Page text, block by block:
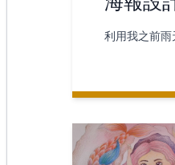
成功 》
利用我之前雨